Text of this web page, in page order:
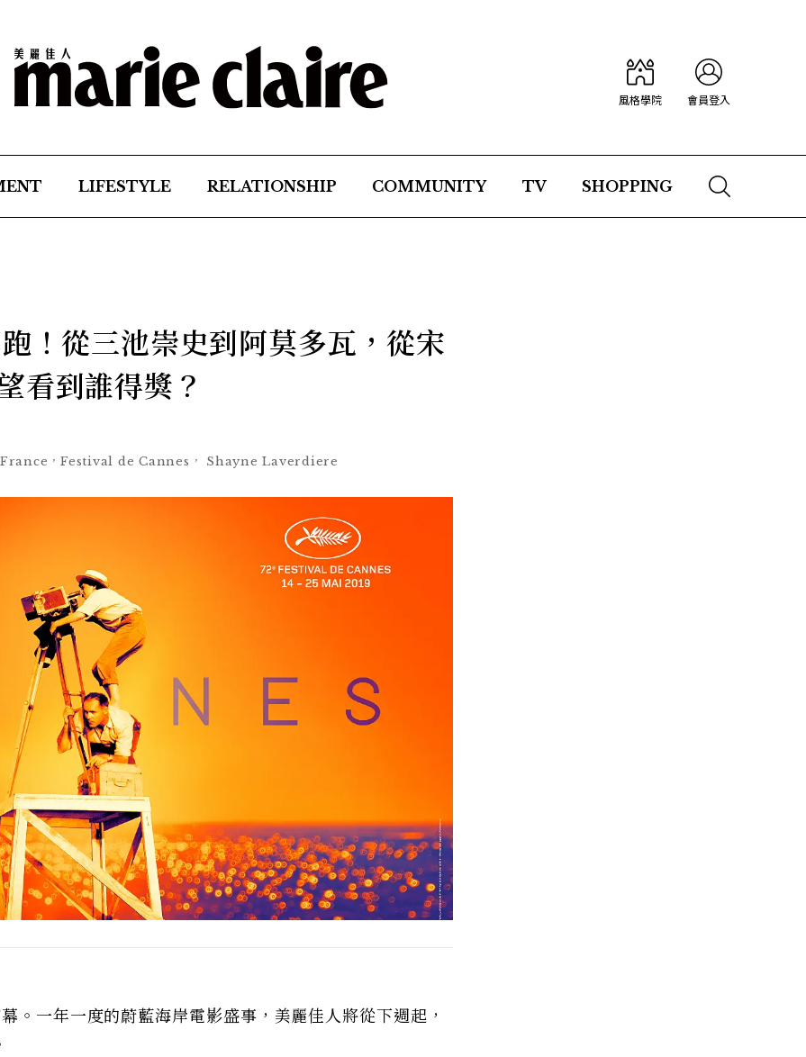
風格學院 會員登入
LIFESTYLE RELATIONSHIP COMMUNITY TV SHOPPING
！從三池崇史到阿莫多瓦，從宋
看到誰得獎？
，Festival de Cannes， Shayne Laverdiere
。一年一度的蔚藍海岸電影盛事，美麗佳人將從下週起，